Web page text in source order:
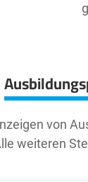
von
weiteren